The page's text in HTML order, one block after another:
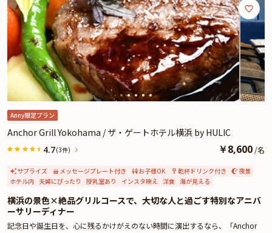
らに格調高く演出してくれることでしょう。
開放感あふれる空間、五感を満たすグリル料理、そして横浜の夜景に包まれな
がら、大切な人と過ごす特別なアニバーサリー。日常から解き放たれた至福の
時間が、ここにはあります。
Anny限定プラン
Anchor Grill Yokohama / ザ・ゲートホテル横浜 by HULIC
4.7(3件) ￥8,600 /名
サプライズ メッセージプレート付き お子様OK 乾杯ドリンク付き
夜景
ホテル内 夫婦にぴったり 授乳室あり インスタ映え 洋食 海が見える
横浜の景色×絶品グリルコースで、大切な人と過ごす特別なアニバ
ーサリーディナー
記念日や誕生日を、心に残るかけがえのない時間に演出するなら、「Anchor